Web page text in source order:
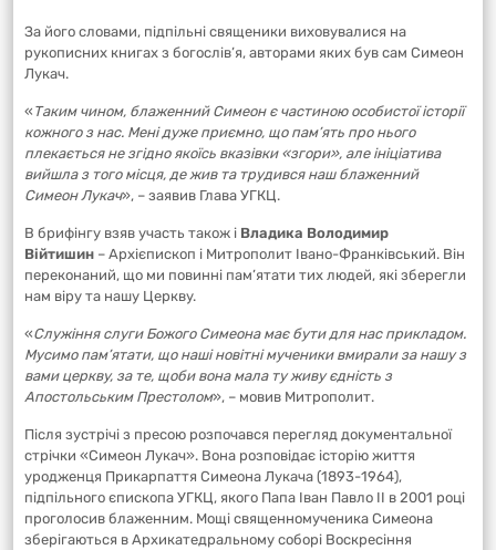
За його словами, підпільні священики виховувалися на
рукописних книгах з богослів’я, авторами яких був сам Симеон
Лукач.
« Таким чином, блаженний Симеон є частиною особистої історії
кожного з нас. Мені дуже приємно, що пам’ять про нього
плекається не згідно якоїсь вказівки «згори», але ініціатива
вийшла з того місця, де жив та трудився наш блаженний
Симеон Лукач», – заявив Глава УГКЦ.
В брифінгу взяв участь також і Владика Володимир
Війтишин – Архієпископ і Митрополит Івано-Франківський. Він
переконаний, що ми повинні пам’ятати тих людей, які зберегли
нам віру та нашу Церкву.
«Служіння слуги Божого Симеона має бути для нас прикладом.
Мусимо пам’ятати, що наші новітні мученики вмирали за нашу з
вами церкву, за те, щоби вона мала ту живу єдність з
Апостольським Престолом», – мовив Митрополит.
Після зустрічі з пресою розпочався перегляд документальної
стрічки «Симеон Лукач». Вона розповідає історію життя
уродженця Прикарпаття Симеона Лукача (1893-1964),
підпільного єпископа УГКЦ, якого Папа Іван Павло ІІ в 2001 році
проголосив блаженним. Мощі священномученика Симеона
зберігаються в Архикатедральному соборі Воскресіння